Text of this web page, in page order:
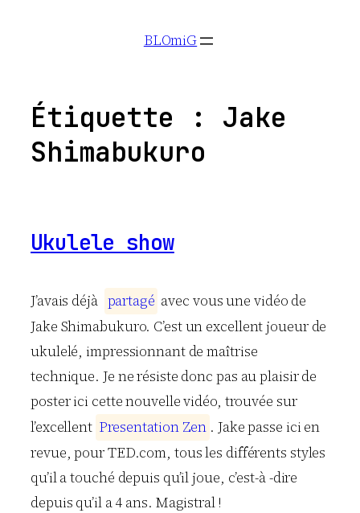
BLOmiG
Étiquette : Jake
Shimabukuro
Ukulele show
J’avais déjà partagé avec vous une vidéo de
Jake Shimabukuro. C’est un excellent joueur de
ukulelé, impressionnant de maîtrise
technique. Je ne résiste donc pas au plaisir de
poster ici cette nouvelle vidéo, trouvée sur
l’excellent Presentation Zen . Jake passe ici en
revue, pour TED.com, tous les différents styles
qu’il a touché depuis qu’il joue, c’est-à -dire
depuis qu’il a 4 ans. Magistral !